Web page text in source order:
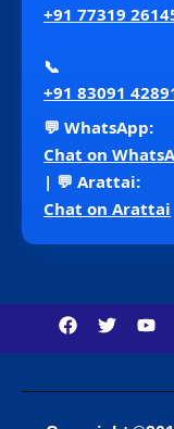
+91 77319
📞
+91 83091
💬 WhatsApp:
Chat on
| 💬 Arattai:
Chat on Arattai